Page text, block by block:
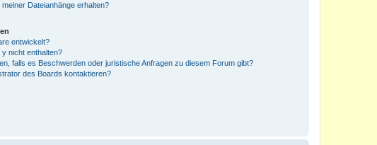
Dateianhänge erhalten?
entwickelt?
nicht enthalten?
falls es Beschwerden oder juristische Anfragen zu diesem Forum gibt?
des Boards kontaktieren?